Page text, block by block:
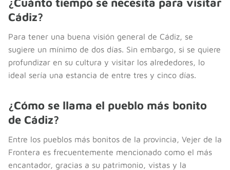
Cádiz?
Para tener una buena visión general de Cádiz, se
sugiere un mínimo de dos días. Sin embargo, si se quiere
profundizar en su cultura y visitar los alrededores, lo
ideal sería una estancia de entre tres y cinco días.
¿Cómo se llama el pueblo más bonito
de Cádiz?
Entre los pueblos más bonitos de la provincia, Vejer de la
Frontera es frecuentemente mencionado como el más
encantador, gracias a su patrimonio, vistas y la